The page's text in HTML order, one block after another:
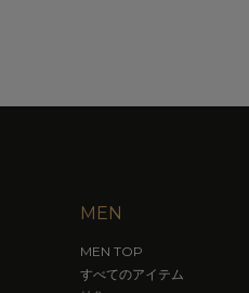
MEN
MEN TOP
すべてのアイテム